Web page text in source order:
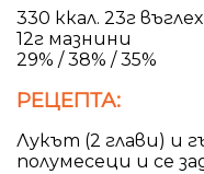
330 ккал. 23г
12г мазнини
29% / 38% / 35%
РЕЦЕПТА:
Лукът (2 глави) и
полумесеци и се